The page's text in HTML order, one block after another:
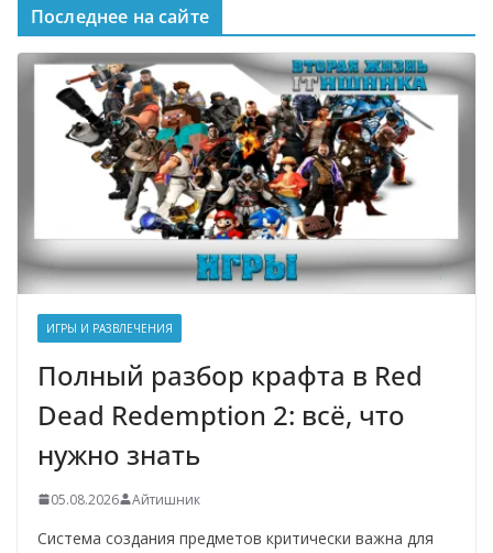
Последнее на сайте
ИГРЫ И РАЗВЛЕЧЕНИЯ
Полный разбор крафта в Red
Dead Redemption 2: всё, что
нужно знать
05.08.2026 Айтишник
Система создания предметов критически важна для